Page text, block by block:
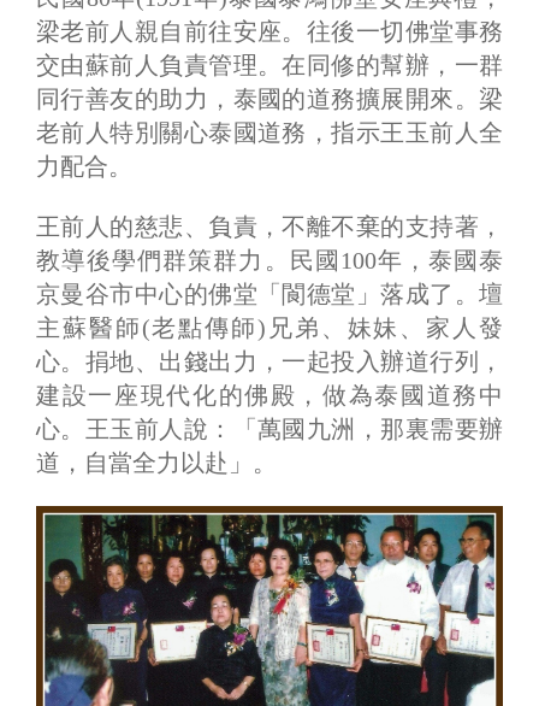
梁老前人親自前往安座。往後一切佛堂事務
交由蘇前人負責管理。在同修的幫辦，一群
同行善友的助力，泰國的道務擴展開來。梁
老前人特別關心泰國道務，指示王玉前人全
力配合。
王前人的慈悲、負責，不離不棄的支持著，
教導後學們群策群力。民國100年，泰國泰
京曼谷市中心的佛堂「閬德堂」落成了。壇
主蘇醫師(老點傳師)兄弟、妹妹、家人發
心。捐地、出錢出力，一起投入辦道行列，
建設一座現代化的佛殿，做為泰國道務中
心。王玉前人說：「萬國九洲，那裏需要辦
道，自當全力以赴」。